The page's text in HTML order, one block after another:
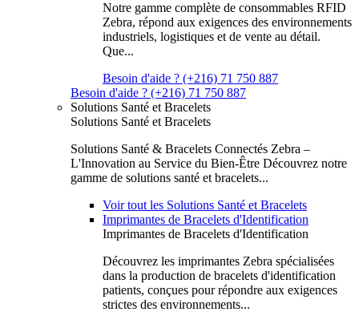
Notre gamme complète de consommables RFID
Zebra, répond aux exigences des environnements
industriels, logistiques et de vente au détail.
Que...
Besoin d'aide ? (+216) 71 750 887
Besoin d'aide ? (+216) 71 750 887
Solutions Santé et Bracelets
Solutions Santé et Bracelets
Solutions Santé & Bracelets Connectés Zebra –
L'Innovation au Service du Bien-Être Découvrez notre
gamme de solutions santé et bracelets...
Voir tout les Solutions Santé et Bracelets
Imprimantes de Bracelets d'Identification
Imprimantes de Bracelets d'Identification
Découvrez les imprimantes Zebra spécialisées
dans la production de bracelets d'identification
patients, conçues pour répondre aux exigences
strictes des environnements...